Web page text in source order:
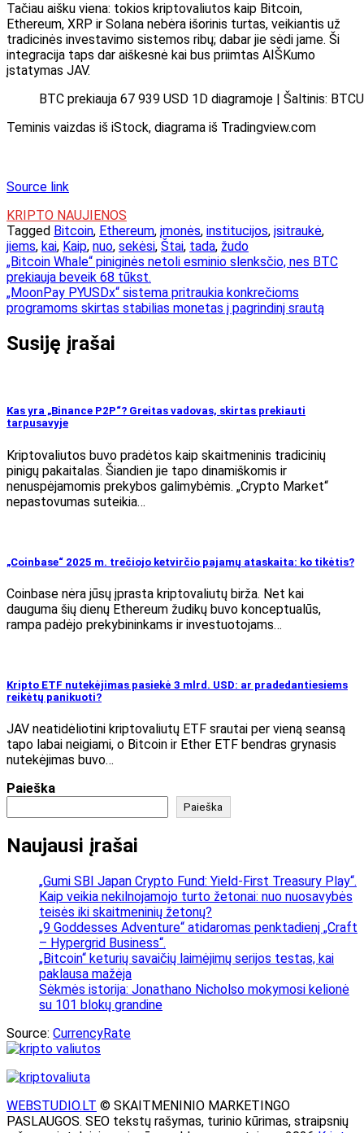
Tačiau aišku viena: tokios kriptovaliutos kaip Bitcoin,
Ethereum, XRP ir Solana nebėra išorinis turtas, veikiantis už
tradicinės investavimo sistemos ribų; dabar jie sėdi jame. Ši
integracija taps dar aiškesnė kai bus priimtas AIŠKumo
įstatymas JAV.
BTC prekiauja 67 939 USD 1D diagramoje | Šaltinis:
Teminis vaizdas iš iStock, diagrama iš Tradingview.com
Source link
KRIPTO NAUJIENOS
Tagged Bitcoin, Ethereum, įmonės, institucijos, įsitraukė,
jiems, kai, Kaip, nuo, sekėsi, Štai, tada, žudo
Navigacija
tarp
įrašų
„Bitcoin Whale“ piniginės netoli esminio slenksčio, nes BTC
prekiauja beveik 68 tūkst.
„MoonPay PYUSDx“ sistema pritraukia konkrečioms
programoms skirtas stabilias monetas į pagrindinį srautą
Susiję įrašai
Kas yra „Binance P2P“? Greitas vadovas, skirtas prekiauti
tarpusavyje
Kriptovaliutos buvo pradėtos kaip skaitmeninis tradicinių
pinigų pakaitalas. Šiandien jie tapo dinamiškomis ir
nenuspėjamomis prekybos galimybėmis. „Crypto Market“
nepastovumas suteikia…
„Coinbase“ 2025 m. trečiojo ketvirčio pajamų ataskaita: ko tikėtis?
Coinbase nėra jūsų įprasta kriptovaliutų birža. Net kai
dauguma šių dienų Ethereum žudikų buvo konceptualūs,
rampa padėjo prekybininkams ir investuotojams…
Kripto ETF nutekėjimas pasiekė 3 mlrd. USD: ar pradedantiesiems
reikėtų panikuoti?
JAV neatidėliotini kriptovaliutų ETF srautai per vieną seansą
tapo labai neigiami, o Bitcoin ir Ether ETF bendras grynasis
nutekėjimas buvo…
Paieška
Paieška
Naujausi įrašai
„Gumi SBI Japan Crypto Fund: Yield-First Treasury Play“.
Kaip veikia nekilnojamojo turto žetonai: nuo nuosavybės
teisės iki skaitmeninių žetonų?
„9 Goddesses Adventure“ atidaromas penktadienį „Craft
– Hypergrid Business“.
„Bitcoin“ keturių savaičių laimėjimų serijos testas, kai
paklausa mažėja
Sėkmės istorija: Jonathano Nicholso mokymosi kelionė
su 101 blokų grandine
Source: CurrencyRate
WEBSTUDIO.LT © SKAITMENINIO MARKETINGO
PASLAUGOS. SEO tekstų rašymas, turinio kūrimas, straipsnių